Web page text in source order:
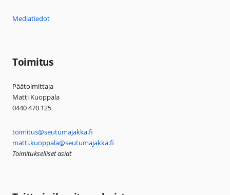
Mediatiedot
Toimitus
Päätoimittaja
Matti Kuoppala
0440 470 125
toimitus@seutumajakka.fi
matti.kuoppala@seutumajakka.fi
Toimitukselliset asiat